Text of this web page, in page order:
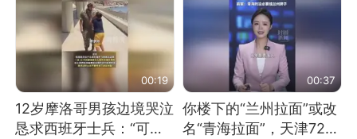
00:19
12岁摩洛哥男孩边境哭泣
恳求西班牙士兵：“可不
00:37
你楼下的“兰州拉面”或改
名“青海拉面”，天津72家